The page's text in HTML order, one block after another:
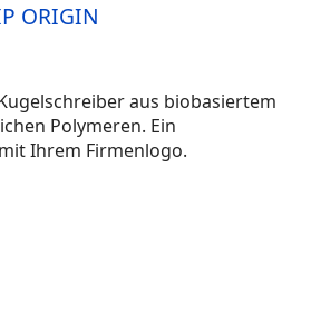
ORIGIN
aus biobasiertem
Polymeren. Ein
Ihrem Firmenlogo.